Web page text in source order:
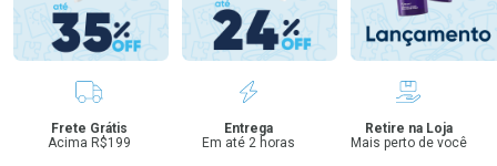
Benefícios
Frete Grátis
Acima R$199
Entrega
Em até 2 horas
Retire na Loja
Mais perto de você